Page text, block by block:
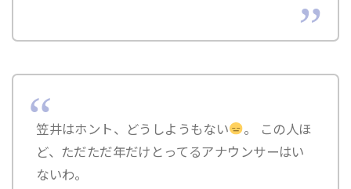
笠井はホント、どうしようもない
。 この人ほ
ど、ただただ年だけとってるアナウンサーはい
ないわ。